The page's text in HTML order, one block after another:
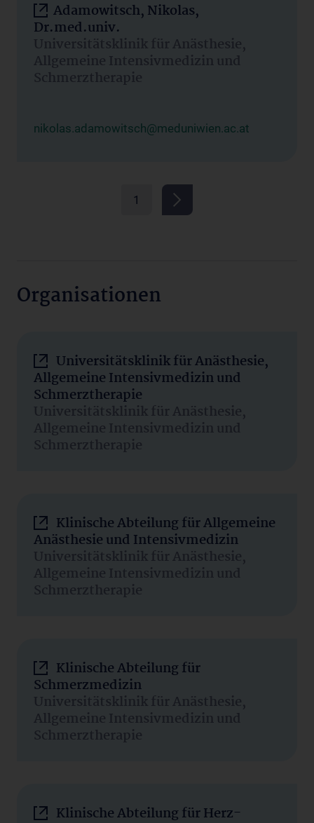
Adamowitsch, Nikolas,
Dr.med.univ.
Universitätsklinik für Anästhesie,
Allgemeine Intensivmedizin und
Schmerztherapie
nikolas.adamowitsch@meduniwien.ac.at
1
Organisationen
Universitätsklinik für Anästhesie,
Allgemeine Intensivmedizin und
Schmerztherapie
Universitätsklinik für Anästhesie,
Allgemeine Intensivmedizin und
Schmerztherapie
Klinische Abteilung für Allgemeine
Anästhesie und Intensivmedizin
Universitätsklinik für Anästhesie,
Allgemeine Intensivmedizin und
Schmerztherapie
Klinische Abteilung für
Schmerzmedizin
Universitätsklinik für Anästhesie,
Allgemeine Intensivmedizin und
Schmerztherapie
Klinische Abteilung für Herz-